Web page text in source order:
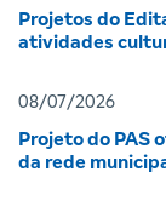
Projetos do
atividades
08/07/2026
Projeto do PAS
da rede